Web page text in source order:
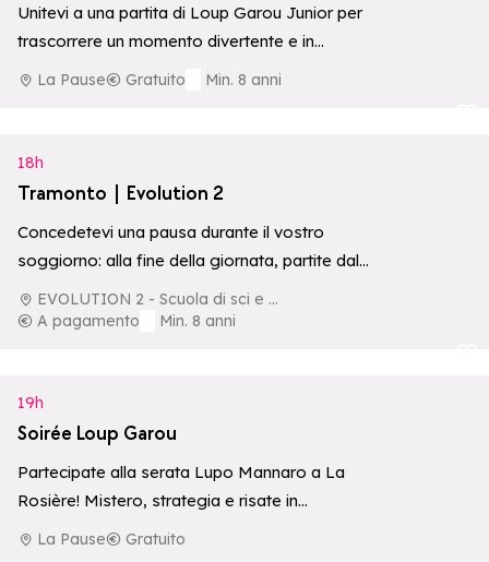
Unitevi a una partita di Loup Garou Junior per
trascorrere un momento divertente e in
compagnia a La Pause.
La Pause Gratuito
Min. 8 anni
18h
Tramonto | Evolution 2
Concedetevi una pausa durante il vostro
soggiorno: alla fine della giornata, partite dal
centro della località per un’avventura
indimenticabile.
EVOLUTION 2 - Scuola di sci e di aventura
A pagamento
Min. 8 anni
19h
Soirée Loup Garou
Partecipate alla serata Lupo Mannaro a La
Rosière! Mistero, strategia e risate in
programma per grandi e piccini.
La Pause Gratuito